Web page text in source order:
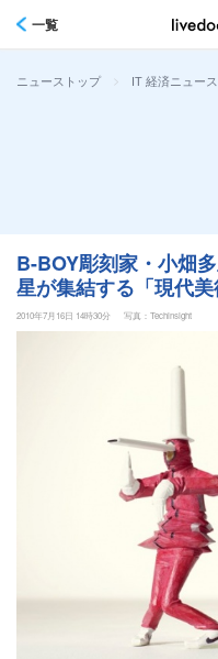
一覧
ニューストップ > IT 経済ニュース
B-BOY彫刻家・小畑
星が集結する「現代
2010年7月16日 14時30分 写真：Techinsight